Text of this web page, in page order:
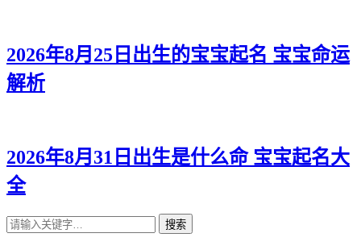
2026年8月25日出生的宝宝起名 宝宝命运
解析
2026年8月31日出生是什么命 宝宝起名大
全
搜索